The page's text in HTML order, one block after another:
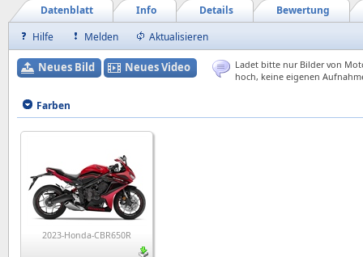
Bewertung
Details
Info
Datenblatt
Hilfe
Melden Aktualisieren
Neues Bild Neues Video
Ladet bitte nur Bilder von
hoch, keine eigenen
Farben
2023-Honda-CBR650R